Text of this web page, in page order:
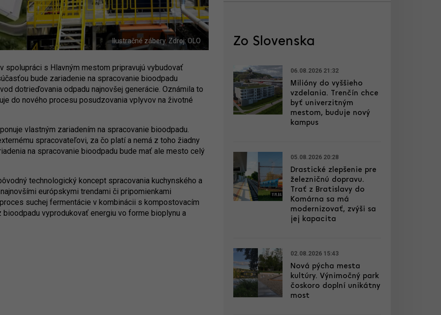
Ilustračné zábery. Zdroj: OLO
spolupráci s Hlavným mestom pripravujú vybudovať
bude zariadenie na spracovanie bioodpadu
dotrieďovania odpadu najnovšej generácie. Oznámila to
do nového procesu posudzovania vplyvov na životné
vlastným zariadením na spracovanie bioodpadu.
spracovateľovi, za čo platí a nemá z toho žiadny
na spracovanie bioodpadu bude mať ale mesto celý
technologický koncept spracovania kuchynského a
európskymi trendami či pripomienkami
suchej fermentácie v kombinácii s kompostovacím
vyprodukovať energiu vo forme bioplynu a
Zo Slovenska
06.08.2026 21:32
Milióny do vyššieho
vzdelania. Trenčín chce
byť univerzitným
mestom, buduje nový
kampus
05.08.2026 20:28
Drastické zlepšenie pre
železničnú dopravu.
Trať z Bratislavy do
Komárna sa má
modernizovať, zvýši sa
jej kapacita
02.08.2026 15:43
Nová pýcha mesta
kultúry. Výnimočný park
čoskoro doplní unikátny
most